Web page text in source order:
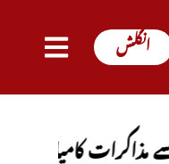
انگلش
کامیاب ہوں گے،